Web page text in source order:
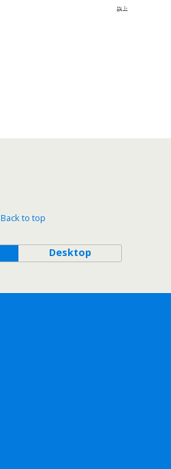
Back to top
Desktop